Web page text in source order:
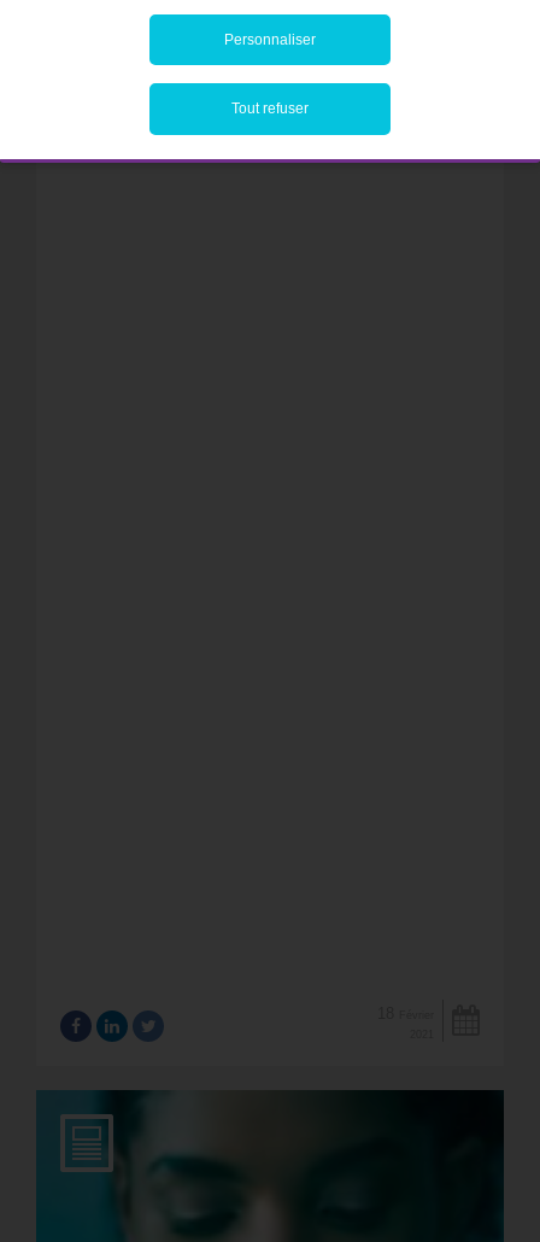
Personnaliser
Tout refuser